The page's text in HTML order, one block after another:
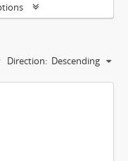
Direction: Descending